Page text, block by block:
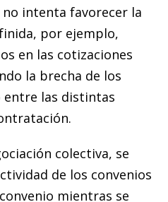
intenta favorecer la
por ejemplo,
en las cotizaciones
la brecha de los
entre las distintas
colectiva, se
de los convenios
mientras se